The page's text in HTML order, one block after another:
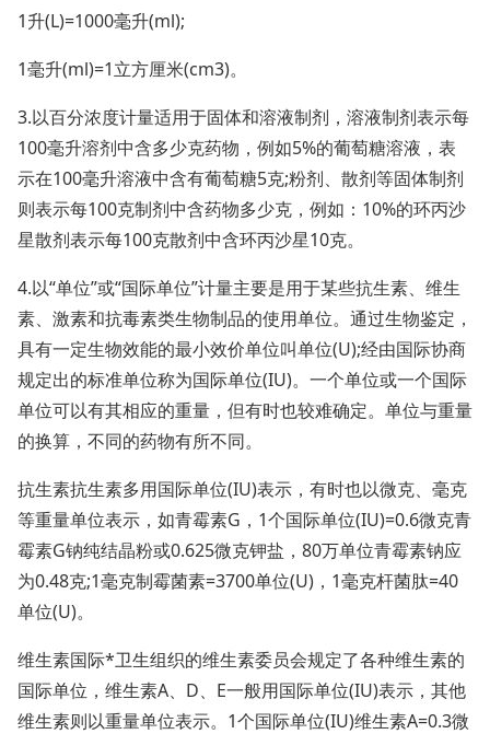
1升(L)=1000毫升(ml);
1毫升(ml)=1立方厘米(cm3)。
3.以百分浓度计量适用于固体和溶液制剂，溶液制剂表示每
100毫升溶剂中含多少克药物，例如5%的葡萄糖溶液，表
示在100毫升溶液中含有葡萄糖5克;粉剂、散剂等固体制剂
则表示每100克制剂中含药物多少克，例如：10%的环丙沙
星散剂表示每100克散剂中含环丙沙星10克。
4.以“单位”或“国际单位”计量主要是用于某些抗生素、维生
素、激素和抗毒素类生物制品的使用单位。通过生物鉴定，
具有一定生物效能的最小效价单位叫单位(U);经由国际协商
规定出的标准单位称为国际单位(IU)。一个单位或一个国际
单位可以有其相应的重量，但有时也较难确定。单位与重量
的换算，不同的药物有所不同。
抗生素抗生素多用国际单位(IU)表示，有时也以微克、毫克
等重量单位表示，如青霉素G，1个国际单位(IU)=0.6微克青
霉素G钠纯结晶粉或0.625微克钾盐，80万单位青霉素钠应
为0.48克;1毫克制霉菌素=3700单位(U)，1毫克杆菌肽=40
单位(U)。
维生素国际*卫生组织的维生素委员会规定了各种维生素的
国际单位，维生素A、D、E一般用国际单位(IU)表示，其他
维生素则以重量单位表示。1个国际单位(IU)维生素A=0.3微